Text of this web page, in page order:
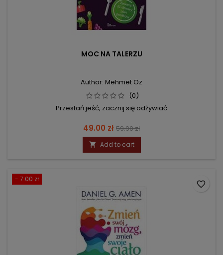
MOC NA TALERZU
Author: Mehmet Oz
(0)
Przestań jeść, zacznij się odżywiać
Price
49.00 zł Regular
price
59.90 zł
 Add to cart
- 7.00 zł
favorite_border